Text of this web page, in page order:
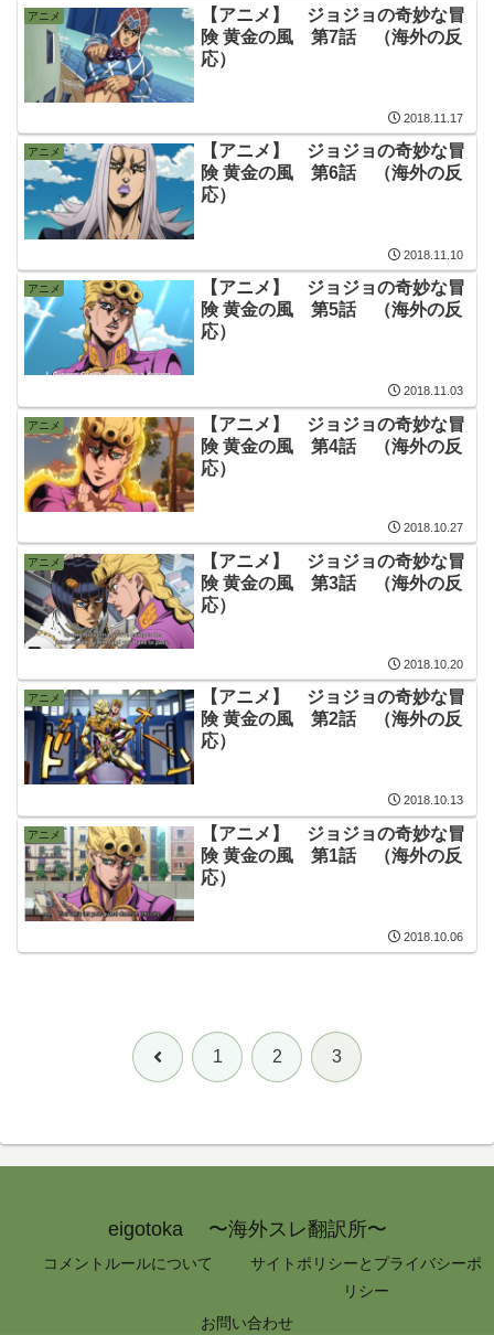
アニメ
【アニメ】 ジョジョの奇妙な冒
険 黄金の風 第7話 （海外の反
応）
2018.11.17
アニメ
【アニメ】 ジョジョの奇妙な冒
険 黄金の風 第6話 （海外の反
応）
2018.11.10
アニメ
【アニメ】 ジョジョの奇妙な冒
険 黄金の風 第5話 （海外の反
応）
2018.11.03
アニメ
【アニメ】 ジョジョの奇妙な冒
険 黄金の風 第4話 （海外の反
応）
2018.10.27
アニメ
【アニメ】 ジョジョの奇妙な冒
険 黄金の風 第3話 （海外の反
応）
2018.10.20
アニメ
【アニメ】 ジョジョの奇妙な冒
険 黄金の風 第2話 （海外の反
応）
2018.10.13
アニメ
【アニメ】 ジョジョの奇妙な冒
険 黄金の風 第1話 （海外の反
応）
2018.10.06
前 1 2 3
eigotoka 〜海外スレ翻訳所〜
コメントルールについて
サイトポリシーとプライバシーポ
リシー
お問い合わせ